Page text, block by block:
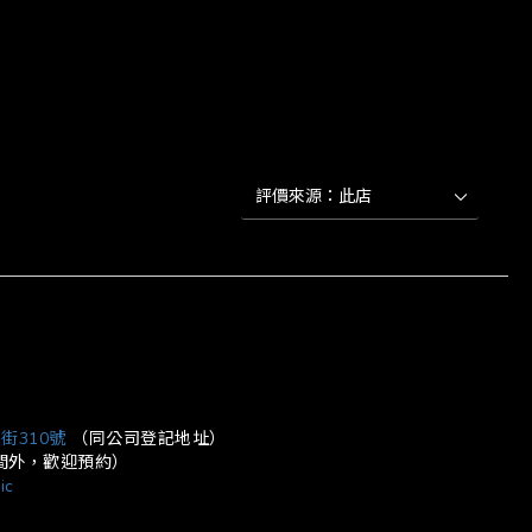
310號（同公司登記地址）
，歡迎預約）